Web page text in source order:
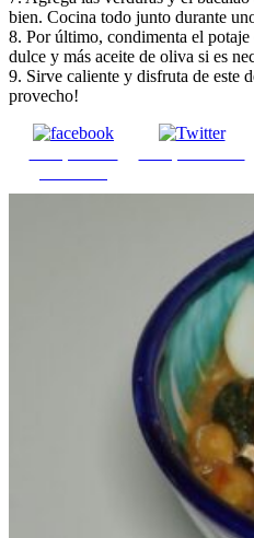
bien. Cocina todo junto durante
8. Por último, condimenta el
dulce y más aceite de oliva si es
9. Sirve caliente y disfruta de este
provecho!